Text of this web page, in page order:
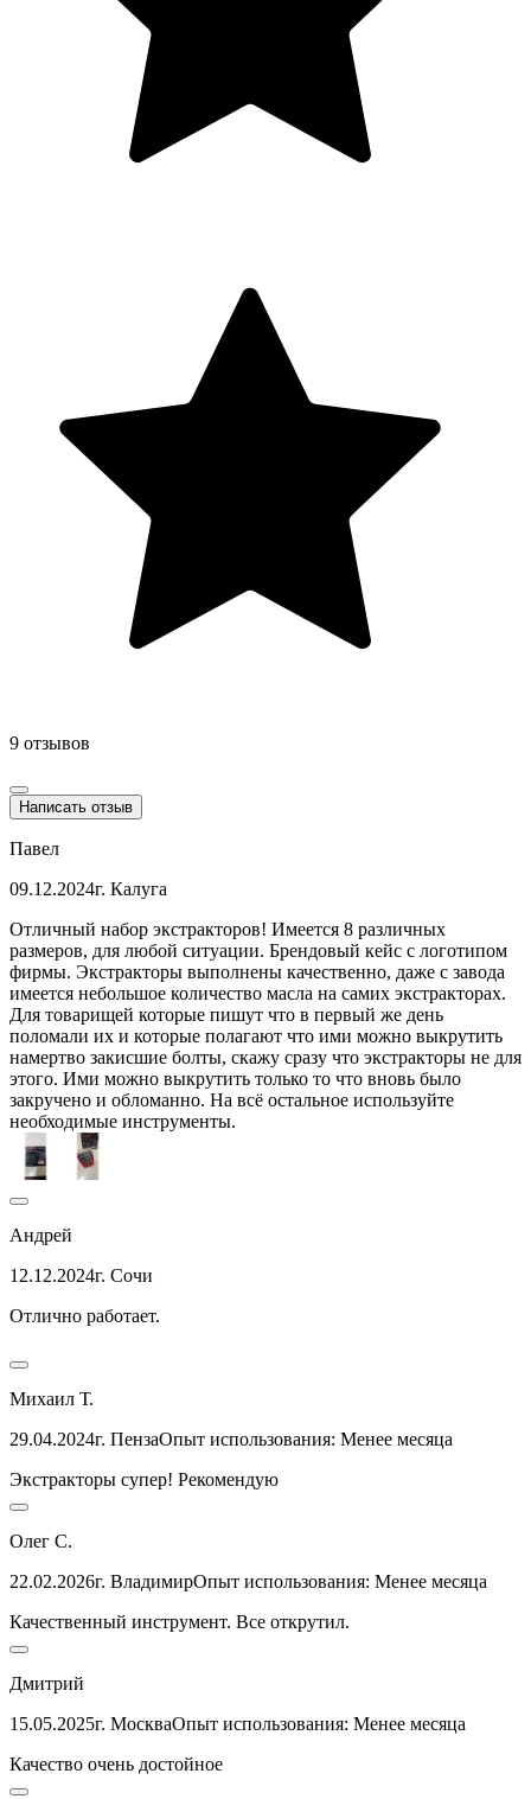
9 отзывов
Написать отзыв
Павел
09.12.2024г. Калуга
Отличный набор экстракторов! Имеется 8 различных
размеров, для любой ситуации. Брендовый кейс с логотипом
фирмы. Экстракторы выполнены качественно, даже с завода
имеется небольшое количество масла на самих экстракторах.
Для товарищей которые пишут что в первый же день
поломали их и которые полагают что ими можно выкрутить
намертво закисшие болты, скажу сразу что экстракторы не для
этого. Ими можно выкрутить только то что вновь было
закручено и обломанно. На всё остальное используйте
необходимые инструменты.
Андрей
12.12.2024г. Сочи
Отлично работает.
Михаил Т.
29.04.2024г. ПензаОпыт использования: Менее месяца
Экстракторы супер! Рекомендую
Олег С.
22.02.2026г. ВладимирОпыт использования: Менее месяца
Качественный инструмент. Все открутил.
Дмитрий
15.05.2025г. МоскваОпыт использования: Менее месяца
Качество очень достойное